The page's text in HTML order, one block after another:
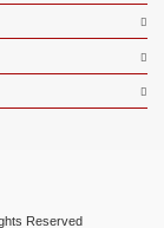
Reserved